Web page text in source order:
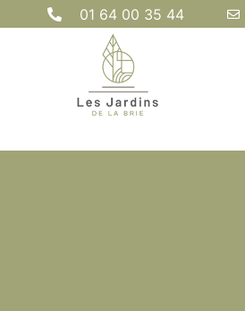
01 64 00 35 44